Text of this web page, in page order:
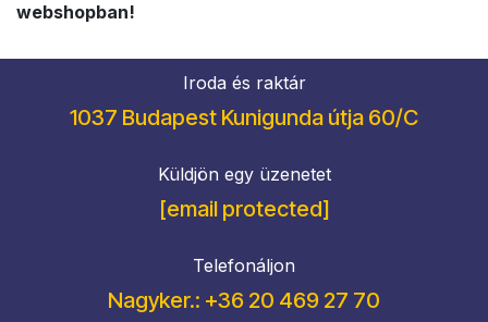
webshopban!
Iroda és raktár
1037 Budapest Kunigunda útja 60/C
Küldjön egy üzenetet
[email protected]
Telefonáljon
Nagyker.: +36 20 469 27 70